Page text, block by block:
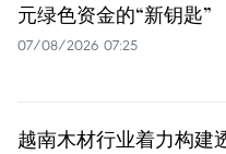
元绿色资金的“新钥匙”
07/08/2026 07:25
越南木材行业着力构建